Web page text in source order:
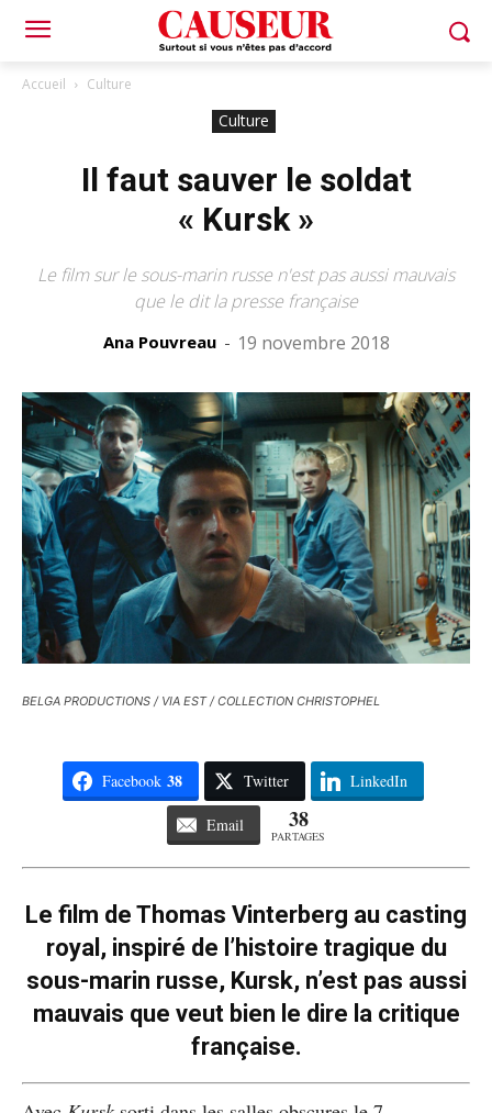
Accueil Culture
Culture
Il faut sauver le soldat
« Kursk »
Le film sur le sous-marin russe n'est pas aussi mauvais
que le dit la presse française
Ana Pouvreau - 19 novembre 2018
BELGA PRODUCTIONS / VIA EST / COLLECTION CHRISTOPHEL
Facebook 38 Twitter LinkedIn
Email 38
PARTAGES
Le film de Thomas Vinterberg au casting
royal, inspiré de l’histoire tragique du
sous-marin russe, Kursk, n’est pas aussi
mauvais que veut bien le dire la critique
française.